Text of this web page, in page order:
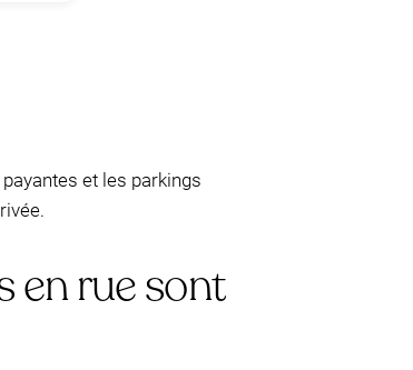
et les parkings
en rue sont